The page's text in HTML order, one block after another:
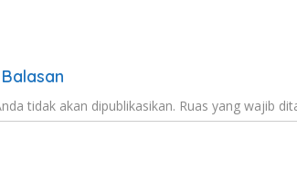
tidak akan dipublikasikan. Ruas yang wajib